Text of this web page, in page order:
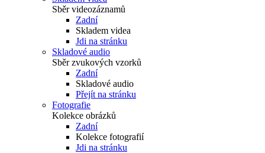
Sběr videozáznamů
Zadní
Skladem videa
Jdi na stránku
Skladové audio
Sběr zvukových vzorků
Zadní
Skladové audio
Přejít na stránku
Fotografie
Kolekce obrázků
Zadní
Kolekce fotografií
Jdi na stránku